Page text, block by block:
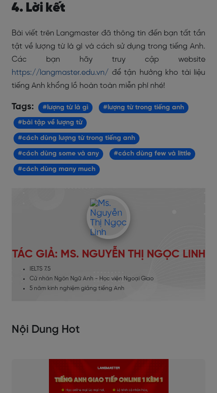
4. Lời kết
Bài viết trên Langmaster đã thông tin đến bạn tất tần
tật về lượng từ là gì và cách sử dụng trong tiếng Anh.
Các bạn hãy truy cập website
https://langmaster.edu.vn/ để tận hưởng kho tài liệu
tiếng Anh khổng lồ hoàn toàn miễn phí nhé!
Tags: #lượng từ là gì #lượng từ trong tiếng anh
#bài tập về lượng từ
#cách dùng lượng từ trong tiếng anh
#cách dùng some và any #cách dùng few và little
#cách dùng many much
TÁC GIẢ: MS. NGUYỄN THỊ NGỌC LINH
IELTS 7.5
Cử nhân Ngôn Ngữ Anh - Học viện Ngoại Giao
5 năm kinh nghiệm giảng tiếng Anh
Nội Dung Hot